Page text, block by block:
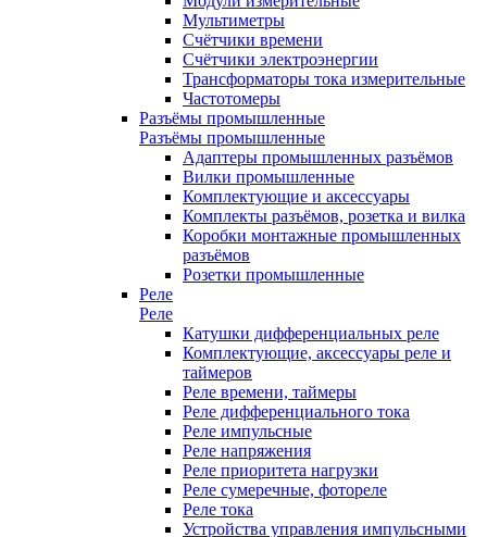
Мультиметры
Счётчики времени
Счётчики электроэнергии
Трансформаторы тока измерительные
Частотомеры
Разъёмы промышленные
Разъёмы промышленные
Адаптеры промышленных разъёмов
Вилки промышленные
Комплектующие и аксессуары
Комплекты разъёмов, розетка и вилка
Коробки монтажные промышленных
разъёмов
Розетки промышленные
Реле
Реле
Катушки дифференциальных реле
Комплектующие, аксессуары реле и
таймеров
Реле времени, таймеры
Реле дифференциального тока
Реле импульсные
Реле напряжения
Реле приоритета нагрузки
Реле сумеречные, фотореле
Реле тока
Устройства управления импульсными